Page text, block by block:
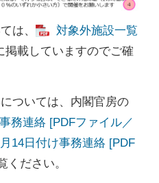
は、
対象外施設一覧
掲載していますのでご確
ついては、内閣官房の
務連絡 [PDFファイル／
14日付け事務連絡 [PDF
ください。